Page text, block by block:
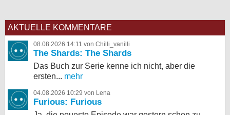
AKTUELLE KOMMENTARE
08.08.2026 14:11 von Chilli_vanilli
The Shards: The Shards
Das Buch zur Serie kenne ich nicht, aber die
ersten... mehr
04.08.2026 10:29 von Lena
Furious: Furious